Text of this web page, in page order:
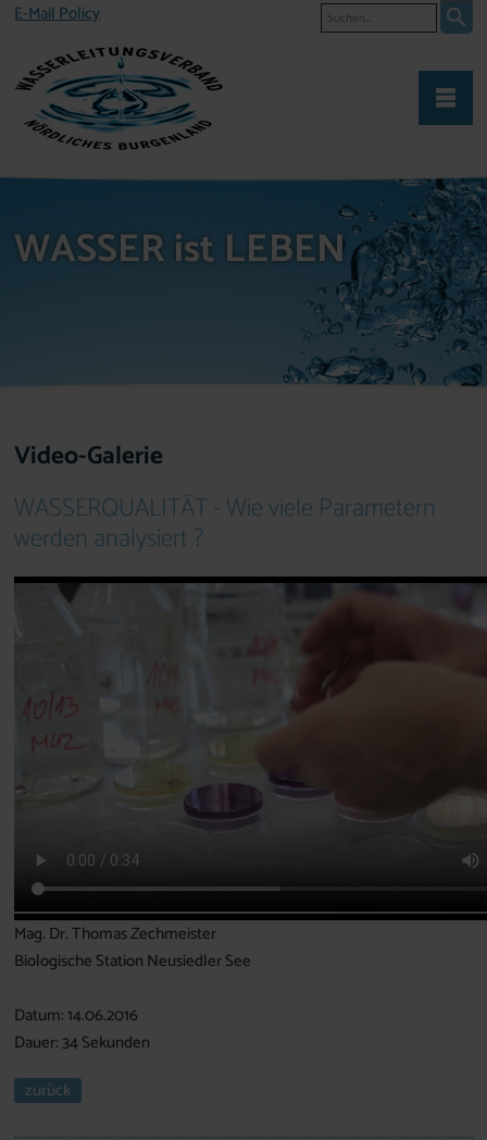
E-Mail Policy Suche
WASSER ist LEBEN
Video-Galerie
WASSERQUALITÄT - Wie viele Parametern
werden analysiert ?
Mag. Dr. Thomas Zechmeister
Biologische Station Neusiedler See
Datum: 14.06.2016
Dauer: 34 Sekunden
zurück